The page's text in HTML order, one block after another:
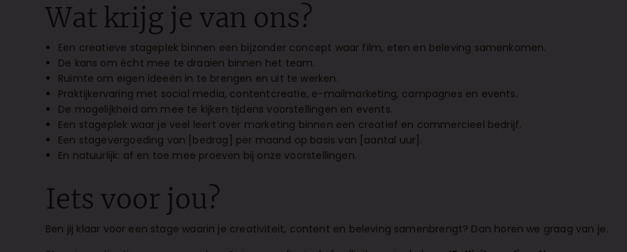
Wat krijg je van ons?
Een creatieve stageplek binnen een bijzonder concept waar film, eten en beleving samenkomen.
De kans om écht mee te draaien binnen het team.
Ruimte om eigen ideeën in te brengen en uit te werken.
Praktijkervaring met social media, contentcreatie, e-mailmarketing, campagnes en events.
De mogelijkheid om mee te kijken tijdens voorstellingen en events.
Een stageplek waar je veel leert over marketing binnen een creatief en commercieel bedrijf.
Een stagevergoeding van [bedrag] per maand op basis van [aantal uur].
En natuurlijk: af en toe mee proeven bij onze voorstellingen.
Iets voor jou?
Ben jij klaar voor een stage waarin je creativiteit, content en beleving samenbrengt? Dan horen we graag van je.